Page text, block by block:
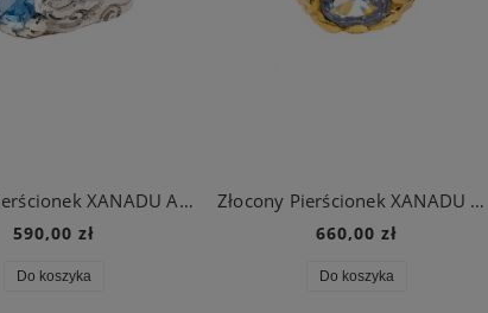
Srebrny Pierścionek XANADU Aqua
590,00 zł
Do koszyka
Złocony Pierścionek XANADU Aqua
660,00 zł
Do koszyka